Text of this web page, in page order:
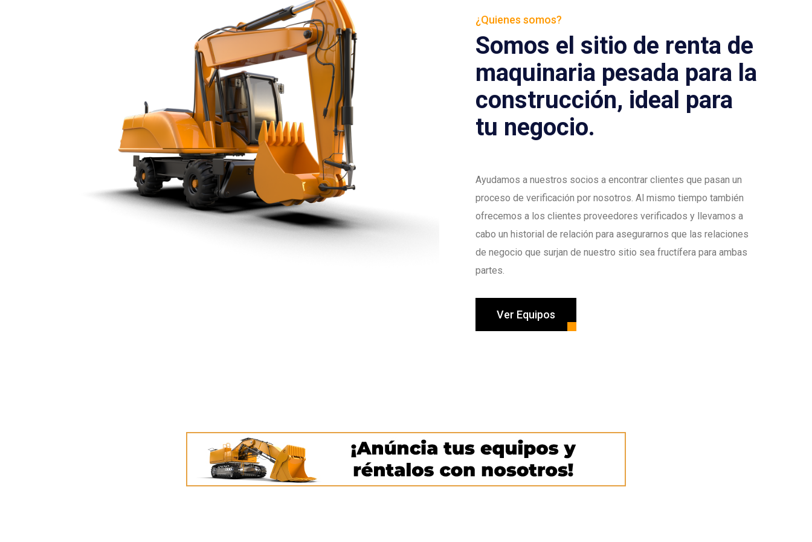
¿Quienes somos?
Somos el sitio de renta de
maquinaria pesada para la
construcción, ideal para
tu negocio.
Ayudamos a nuestros socios a encontrar clientes que pasan un
proceso de verificación por nosotros. Al mismo tiempo también
ofrecemos a los clientes proveedores verificados y llevamos a
cabo un historial de relación para asegurarnos que las relaciones
de negocio que surjan de nuestro sitio sea fructífera para ambas
partes.
Ver Equipos